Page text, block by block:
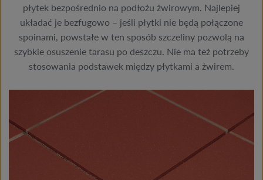
płytek bezpośrednio na podłożu żwirowym. Najlepiej
układać je bezfugowo – jeśli płytki nie będą połączone
spoinami, powstałe w ten sposób szczeliny pozwolą na
szybkie osuszenie tarasu po deszczu. Nie ma też potrzeby
stosowania podstawek między płytkami a żwirem.